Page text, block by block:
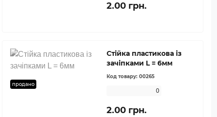
2.00 грн.
продано
Стійка пластикова із
зачіпками L = 6мм
Код товару: 00265
0
2.00 грн.